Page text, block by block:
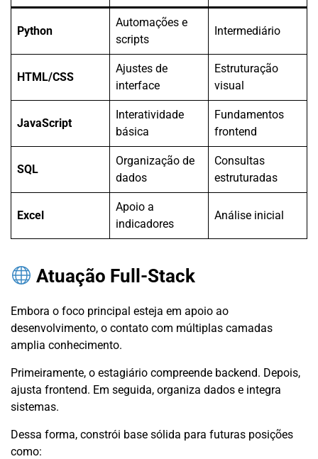
Python
Automações e
scripts
Intermediário
HTML/CSS
Ajustes de
interface
Estruturação
visual
JavaScript
Interatividade
básica
Fundamentos
frontend
SQL
Organização de
dados
Consultas
estruturadas
Excel
Apoio a
indicadores
Análise inicial
Atuação Full-Stack
Embora o foco principal esteja em apoio ao
desenvolvimento, o contato com múltiplas camadas
amplia conhecimento.
Primeiramente, o estagiário compreende backend. Depois,
ajusta frontend. Em seguida, organiza dados e integra
sistemas.
Dessa forma, constrói base sólida para futuras posições
como: